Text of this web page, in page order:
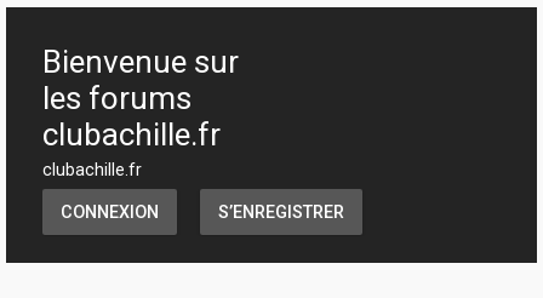
h
Bienvenue sur
les forums
clubachille.fr
clubachille.fr
CONNEXION S’ENREGISTRER